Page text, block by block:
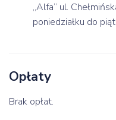
„Alfa” ul.
poniedziałku do
Opłaty
Brak opłat.